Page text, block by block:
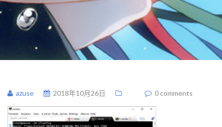
azuse 2018年10月26日 0 comments